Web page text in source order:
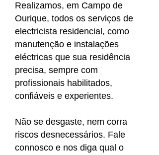
Realizamos, em Campo de
Ourique, todos os serviços de
electricista residencial, como
manutenção e instalações
eléctricas que sua residência
precisa, sempre com
profissionais habilitados,
confiáveis e experientes.
Não se desgaste, nem corra
riscos desnecessários. Fale
connosco e nos diga qual o